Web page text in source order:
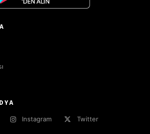
Instagram
Twitter